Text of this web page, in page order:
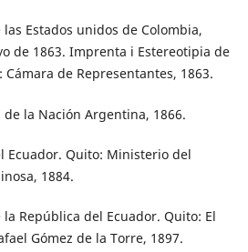
Estados unidos de Colombia,
de 1863. Imprenta i Estereotipia de
Cámara de Representantes, 1863.
la Nación Argentina, 1866.
Ecuador. Quito: Ministerio del
1884.
República del Ecuador. Quito: El
Gómez de la Torre, 1897.